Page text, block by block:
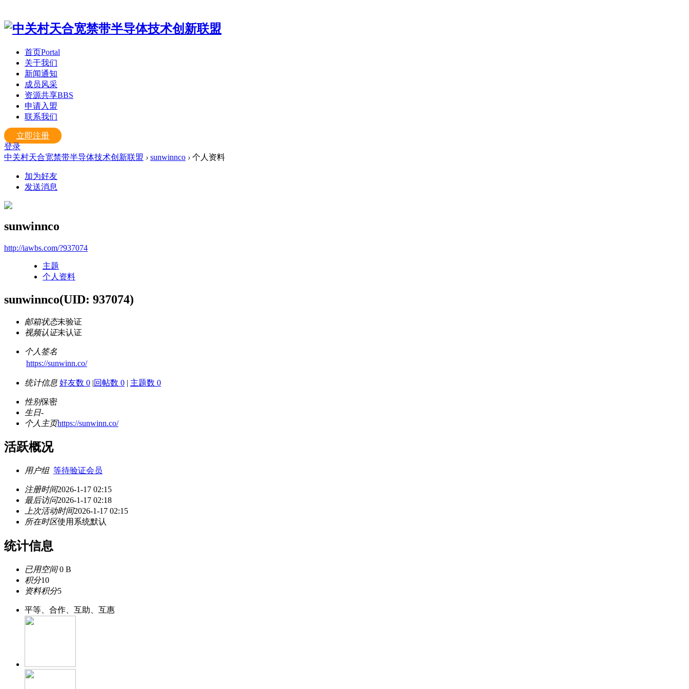
首页Portal
关于我们
新闻通知
成员风采
资源共享BBS
申请入盟
联系我们
立即注册
登录
中关村天合宽禁带半导体技术创新联盟 › sunwinnco › 个人资料
加为好友
发送消息
sunwinnco
http://iawbs.com/?937074
主题
个人资料
sunwinnco(UID: 937074)
邮箱状态未验证
视频认证未认证
个人签名
https://sunwinn.co/
统计信息 好友数 0 |回帖数 0 | 主题数 0
性别保密
生日-
个人主页https://sunwinn.co/
活跃概况
用户组 等待验证会员
注册时间2026-1-17 02:15
最后访问2026-1-17 02:18
上次活动时间2026-1-17 02:15
所在时区使用系统默认
统计信息
已用空间0 B
积分10
资料积分5
平等、合作、互助、互惠